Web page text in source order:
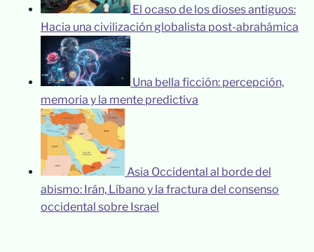
El ocaso de los dioses antiguos:
Hacia una civilización globalista post-abrahámica
Una bella ficción: percepción,
memoria y la mente predictiva
Asia Occidental al borde del
abismo: Irán, Líbano y la fractura del consenso
occidental sobre Israel